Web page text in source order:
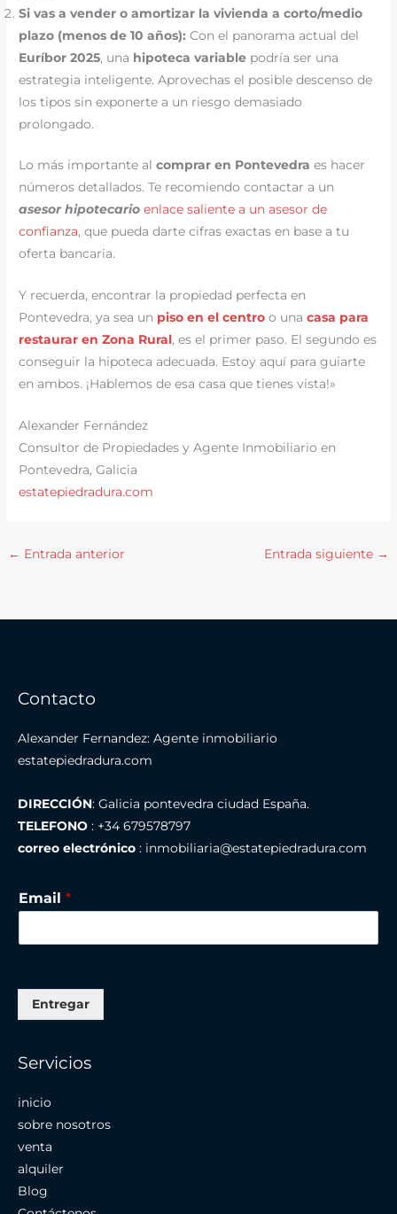
Si vas a vender o amortizar la vivienda a corto/medio
plazo (menos de 10 años): Con el panorama actual del
Euríbor 2025, una hipoteca variable podría ser una
estrategia inteligente. Aprovechas el posible descenso de
los tipos sin exponerte a un riesgo demasiado
prolongado.
Lo más importante alcomprar en Pontevedra es hacer
números detallados. Te recomiendo contactar a un
asesor hipotecario enlace saliente a un asesor de
confianza, que pueda darte cifras exactas en base a tu
oferta bancaria.
Y recuerda, encontrar la propiedad perfecta en
Pontevedra, ya sea un piso en el centro o una casa para
restaurar en Zona Rural, es el primer paso. El segundo es
conseguir la hipoteca adecuada. Estoy aquí para guiarte
en ambos. ¡Hablemos de esa casa que tienes vista!»
Alexander Fernández
Consultor de Propiedades y Agente Inmobiliario en
Pontevedra, Galicia
estatepiedradura.com
← Entrada anterior Entrada siguiente →
Contacto
Alexander Fernandez: Agente inmobiliario
estatepiedradura.com
DIRECCIÓN: Galicia pontevedra ciudad España.
TELEFONO : +34 679578797
correo electrónico : inmobiliaria@estatepiedradura.com
Email *
Entregar
Servicios
inicio
sobre nosotros
venta
alquiler
Blog